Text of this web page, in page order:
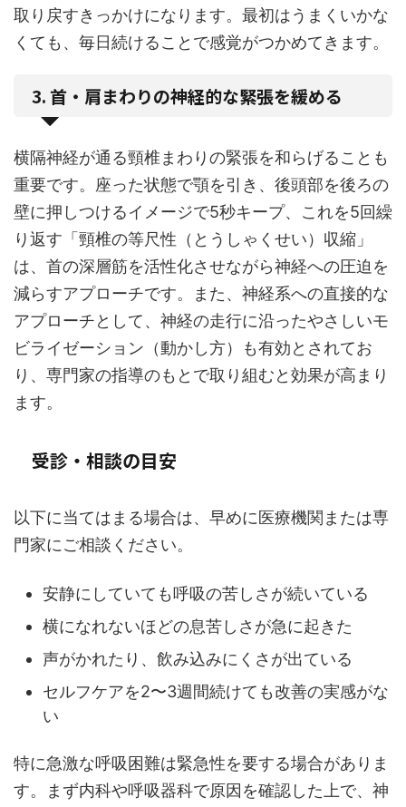
取り戻すきっかけになります。最初はうまくいかな
くても、毎日続けることで感覚がつかめてきます。
3. 首・肩まわりの神経的な緊張を緩める
横隔神経が通る頸椎まわりの緊張を和らげることも
重要です。座った状態で顎を引き、後頭部を後ろの
壁に押しつけるイメージで5秒キープ、これを5回繰
り返す「頸椎の等尺性（とうしゃくせい）収縮」
は、首の深層筋を活性化させながら神経への圧迫を
減らすアプローチです。また、神経系への直接的な
アプローチとして、神経の走行に沿ったやさしいモ
ビライゼーション（動かし方）も有効とされてお
り、専門家の指導のもとで取り組むと効果が高まり
ます。
受診・相談の目安
以下に当てはまる場合は、早めに医療機関または専
門家にご相談ください。
安静にしていても呼吸の苦しさが続いている
横になれないほどの息苦しさが急に起きた
声がかれたり、飲み込みにくさが出ている
セルフケアを2〜3週間続けても改善の実感がな
い
特に急激な呼吸困難は緊急性を要する場合がありま
す。まず内科や呼吸器科で原因を確認した上で、神